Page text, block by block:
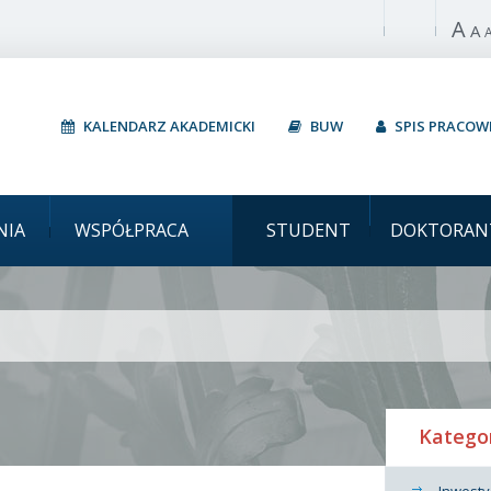
Włącz A A
KALENDARZ AKADEMICKI BUW SPIS
WSPÓŁPRACA STUDENT